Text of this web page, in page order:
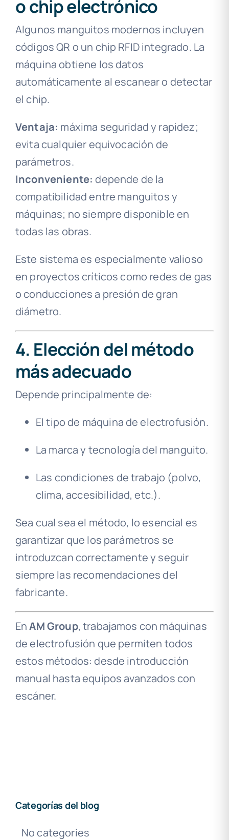
o chip electrónico
Algunos manguitos modernos incluyen
códigos QR o un chip RFID integrado. La
máquina obtiene los datos
automáticamente al escanear o detectar
el chip.
Ventaja: máxima seguridad y rapidez;
evita cualquier equivocación de
parámetros.
Inconveniente: depende de la
compatibilidad entre manguitos y
máquinas; no siempre disponible en
todas las obras.
Este sistema es especialmente valioso
en proyectos críticos como redes de gas
o conducciones a presión de gran
diámetro.
4. Elección del método
más adecuado
Depende principalmente de:
El tipo de máquina de electrofusión.
La marca y tecnología del manguito.
Las condiciones de trabajo (polvo,
clima, accesibilidad, etc.).
Sea cual sea el método, lo esencial es
garantizar que los parámetros se
introduzcan correctamente y seguir
siempre las recomendaciones del
fabricante.
EnAM Group, trabajamos con máquinas
de electrofusión que permiten todos
estos métodos: desde introducción
manual hasta equipos avanzados con
escáner.
Categorías del blog
No categories